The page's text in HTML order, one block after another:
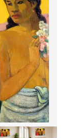
کلود مونه
ونسان ون گوگ